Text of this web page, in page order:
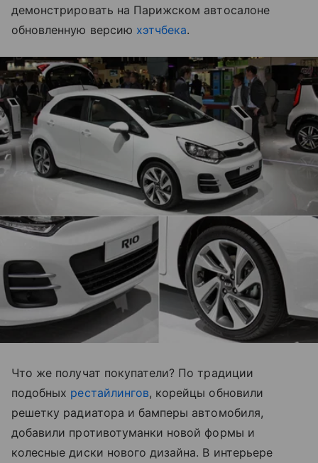
демонстрировать на Парижском автосалоне
обновленную версию хэтчбека.
Что же получат покупатели? По традиции
подобных рестайлингов, корейцы обновили
решетку радиатора и бамперы автомобиля,
добавили противотуманки новой формы и
колесные диски нового дизайна. В интерьере